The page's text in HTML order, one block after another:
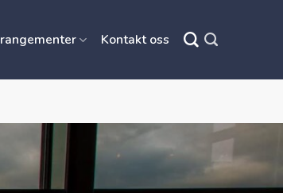
Kontakt oss